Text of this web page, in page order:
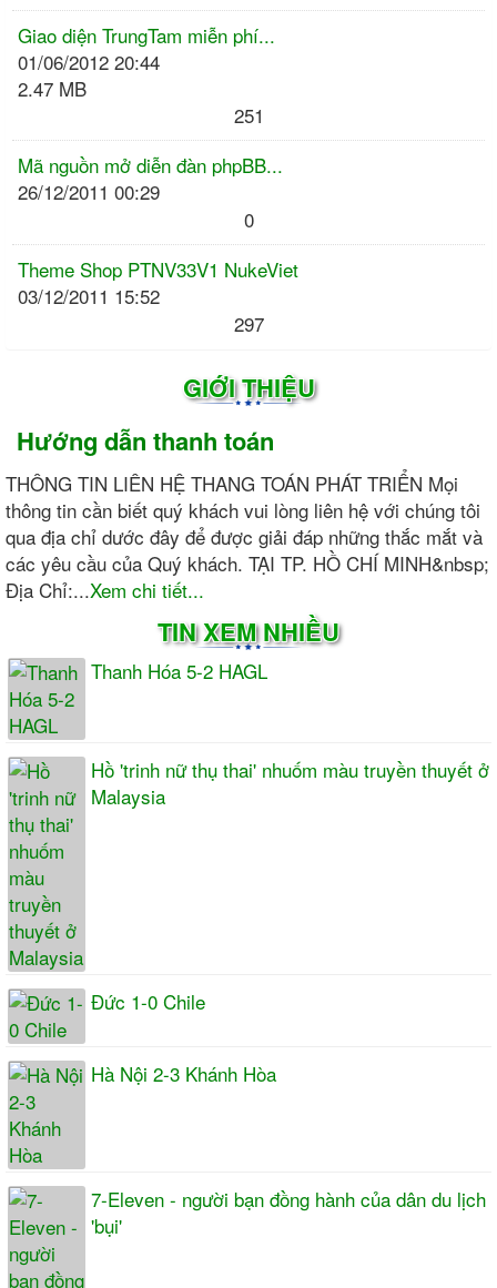
Giao diện TrungTam miễn phí...
01/06/2012 20:44
2.47 MB
251
Mã nguồn mở diễn đàn phpBB...
26/12/2011 00:29
0
Theme Shop PTNV33V1 NukeViet
03/12/2011 15:52
297
GIỚI THIỆU
Hướng dẫn thanh toán
THÔNG TIN LIÊN HỆ THANG TOÁN PHÁT TRIỂN Mọi
thông tin cần biết quý khách vui lòng liên hệ với chúng tôi
qua địa chỉ dước đây để được giải đáp những thắc mắt và
các yêu cầu của Quý khách. TẠI TP. HỒ CHÍ MINH&nbsp;
Địa Chỉ:...Xem chi tiết...
TIN XEM NHIỀU
Thanh Hóa 5-2 HAGL
Hồ 'trinh nữ thụ thai' nhuốm màu truyền thuyết ở
Malaysia
Đức 1-0 Chile
Hà Nội 2-3 Khánh Hòa
7-Eleven - người bạn đồng hành của dân du lịch
'bụi'